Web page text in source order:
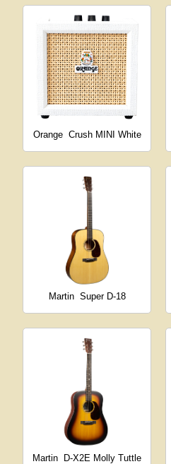
Orange Crush MINI White
Martin Super D-18
Martin D-X2E Molly Tuttle